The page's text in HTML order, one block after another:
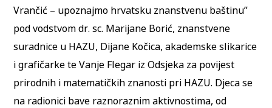
Vrančić – upoznajmo hrvatsku znanstvenu baštinu”
pod vodstvom dr. sc. Marijane Borić, znanstvene
suradnice u HAZU, Dijane Kočica, akademske slikarice
i grafičarke te Vanje Flegar iz Odsjeka za povijest
prirodnih i matematičkih znanosti pri HAZU. Djeca se
na radionici bave raznoraznim aktivnostima, od